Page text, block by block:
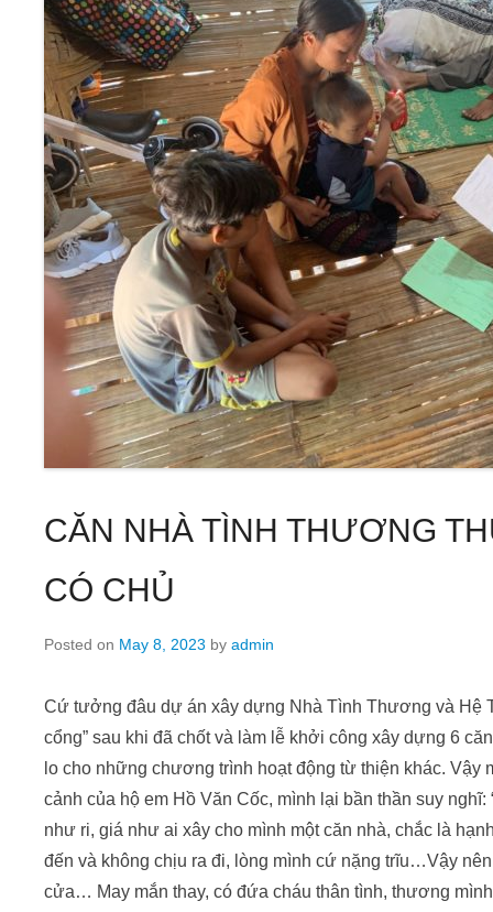
CĂN NHÀ TÌNH THƯƠNG
CÓ CHỦ
Posted on May 8, 2023 by admin
Cứ tưởng đâu dự án xây dựng Nhà Tình Thương và Hệ
cổng” sau khi đã chốt và làm lễ khởi công xây dựng 6
lo cho những chương trình hoạt động từ thiện khác. Vậy
cảnh của hộ em Hồ Văn Cốc, mình lại bần thần suy
như ri, giá như ai xây cho mình một căn nhà, chắc là
đến và không chịu ra đi, lòng mình cứ nặng trĩu…Vậy
cửa… May mắn thay, có đứa cháu thân tình, thương